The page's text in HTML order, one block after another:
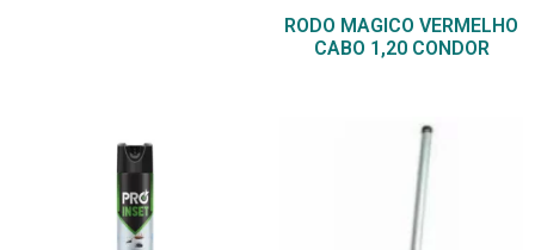
RODO MAGICO VERMELHO
CABO 1,20 CONDOR